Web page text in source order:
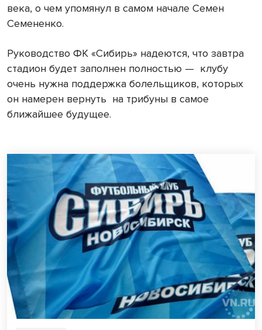
века, о чем упомянул в самом начале Семен
Семененко.
Руководство ФК «Сибирь» надеются, что завтра
стадион будет заполнен полностью — клубу
очень нужна поддержка болельщиков, которых
он намерен вернуть на трибуны в самое
ближайшее будущее.